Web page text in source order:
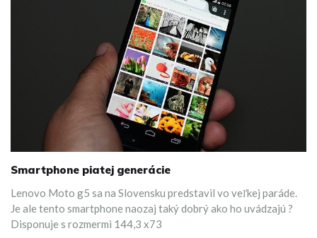
Smartphone piatej generácie
Lenovo Moto g5 sa na Slovensku predstavil vo veľkej paráde.
Je ale tento smartphone naozaj taký dobrý ako ho uvádzajú ?
Disponuje s rozmermi 144,3 x73